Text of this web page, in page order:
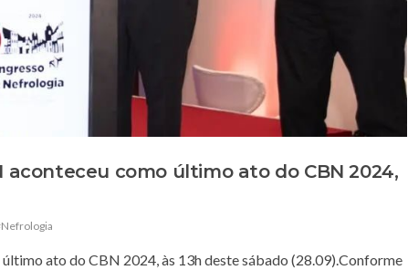
aconteceu como último ato do CBN 2024,
ato do CBN 2024, às 13h deste sábado (28.09).Conforme